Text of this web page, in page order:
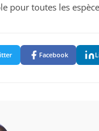
pour toutes les
Facebook